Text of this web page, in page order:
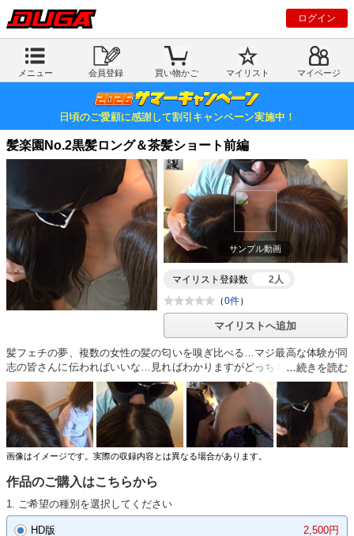
ログイン
メニュー 会員登録 買い物かご マイリスト マイページ
日頃のご愛顧に感謝して割引キャンペーン実施中！
髪楽園No.2黒髪ロング＆茶髪ショート前編
サンプル動画
マイリスト登録数
2人
（0件）
マイリストへ追加
髪フェチの夢、複数の女性の髪の匂いを嗅ぎ比べる…マジ最高な体験が同
志の皆さんに伝わればいいな…見ればわかりますがどっちも美髪でいい匂
いなの確定な感じです。実際二人ともあまーいいい匂いでした。
画像はイメージです。実際の収録内容とは異なる場合があります。
作品のご購入はこちらから
1. ご希望の種別を選択してください
HD版 2,500円